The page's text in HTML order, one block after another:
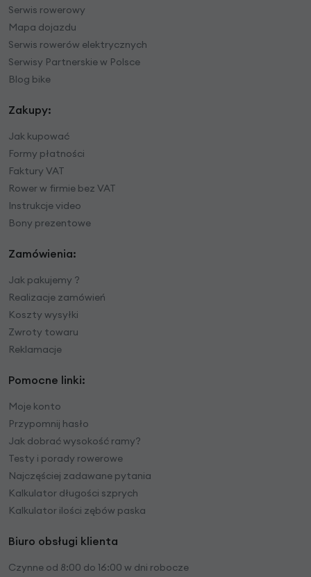
Serwis rowerowy
Mapa dojazdu
Serwis rowerów elektrycznych
Serwisy Partnerskie w Polsce
Blog bike
Zakupy:
Jak kupować
Formy płatności
Faktury VAT
Rower w firmie bez VAT
Instrukcje video
Bony prezentowe
Zamówienia:
Jak pakujemy ?
Realizacje zamówień
Koszty wysyłki
Zwroty towaru
Reklamacje
Pomocne linki:
Moje konto
Przypomnij hasło
Jak dobrać wysokość ramy?
Testy i porady rowerowe
Najczęściej zadawane pytania
Kalkulator długości szprych
Kalkulator ilości zębów paska
Biuro obsługi klienta
Czynne od 8:00 do 16:00 w dni robocze